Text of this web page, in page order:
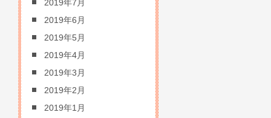
2019年7月
2019年6月
2019年5月
2019年4月
2019年3月
2019年2月
2019年1月